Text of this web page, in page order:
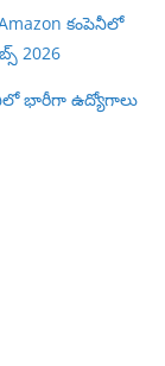
కంపెనీలో
2026
భారీగా ఉద్యోగాలు